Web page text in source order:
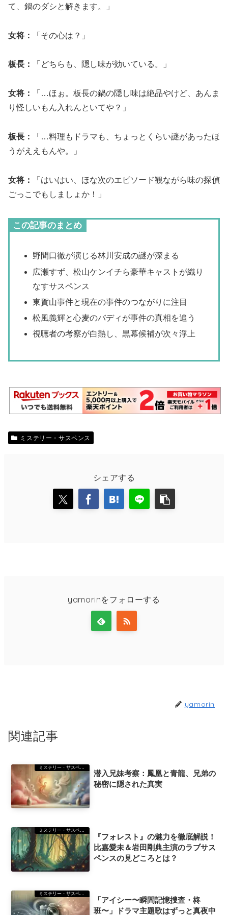
て、鍋のダシと解きます。」
女将： 「その心は？」
板長： 「どちらも、隠し味が効いている。」
女将：
「…ほぉ。板長の鍋の隠し味は絶品やけど、あんま
り怪しいもん入れんといてや？」
板長：
「…料理もドラマも、ちょっとくらい謎があったほ
うがええもんや。」
女将：
「はいはい、ほな次のエピソード観ながら味の探偵
ごっこでもしましょか！」
この記事のまとめ
野間口徹が演じる林川安成の謎が深まる
広瀬すず、松山ケンイチら豪華キャストが織り
なすサスペンス
東賀山事件と現在の事件のつながりに注目
松風義輝と心麦のバディが事件の真相を追う
視聴者の考察が白熱し、黒幕候補が次々浮上
ミステリー・サスペンス
シェアする
yamorinをフォローする
yamorin
関連記事
潜入兄妹考察：鳳凰と青龍、兄弟の
秘密に隠された真実
ミステリー・サスペンス
『フォレスト』の魅力を徹底解説！
比嘉愛未＆岩田剛典主演のラブサス
ペンスの見どころとは？
ミステリー・サスペンス
「アイシー〜瞬間記憶捜査・柊
班〜」ドラマ主題歌はずっと真夜中